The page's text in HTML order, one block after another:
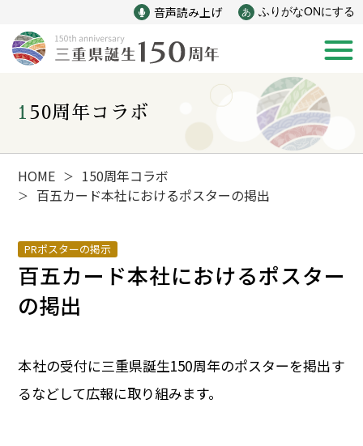
音声読み上げ あ ふりがなONにする
新着情報
みえ150年の歩み
産業 自然と文化
150周年コラボ
HOME ＞ 150周年コラボ
＞ 百五カード本社におけるポスターの掲出
PRポスターの掲示
百五カード本社におけるポスター
の掲出
本社の受付に三重県誕生150周年のポスターを掲出す
るなどして広報に取り組みます。